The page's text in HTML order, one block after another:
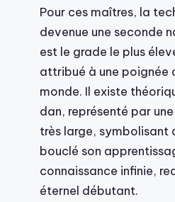
Pour ces maîtres, la
devenue une seconde
est le grade le plus
attribué à une poignée
monde. Il existe
dan, représenté par
très large, symbolisant
bouclé son
connaissance infinie,
éternel débutant.